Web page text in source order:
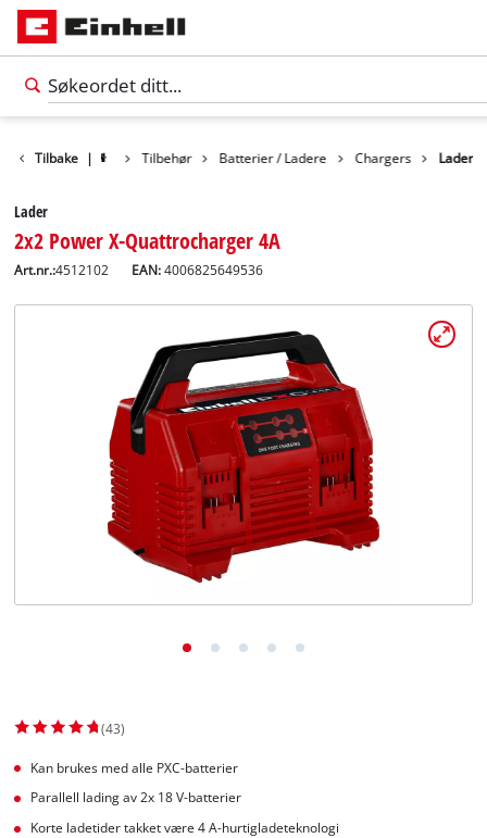
Tilbake | Tilbehør Batterier / Ladere Chargers Lader
Lader
2x2 Power X-Quattrocharger 4A
Art.nr.:4512102 EAN:4006825649536
(43)
Kan brukes med alle PXC-batterier
Parallell lading av 2x 18 V-batterier
Korte ladetider takket være 4 A-hurtigladeteknologi